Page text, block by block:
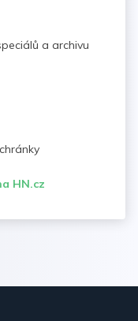
a archivu
HN.cz